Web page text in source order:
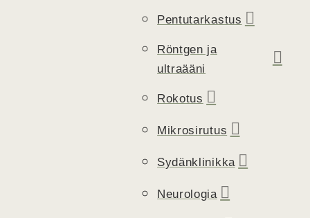
Pentutarkastus
Röntgen ja
ultraääni
Rokotus
Mikrosirutus
Sydänklinikka
Neurologia